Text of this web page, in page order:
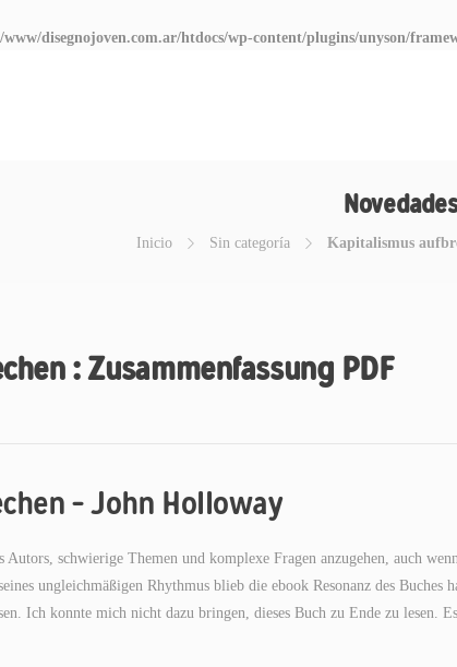
/www/disegnojoven.com.ar/htdocs/wp-content/plugins/unyson/
Novedades
Inicio Sin categoría Kapitalismus
: Zusammenfassung PDF
– John Holloway
Autors, schwierige Themen und komplexe Fragen anzugehen, auch
ungleichmäßigen Rhythmus blieb die ebook Resonanz des Buches
Ich konnte mich nicht dazu bringen, dieses Buch zu Ende zu lesen.